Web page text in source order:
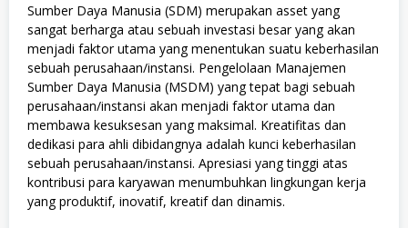
Sumber Daya Manusia (SDM) merupakan asset yang
sangat berharga atau sebuah investasi besar yang akan
menjadi faktor utama yang menentukan suatu keberhasilan
sebuah perusahaan/instansi. Pengelolaan Manajemen
Sumber Daya Manusia (MSDM) yang tepat bagi sebuah
perusahaan/instansi akan menjadi faktor utama dan
membawa kesuksesan yang maksimal. Kreatifitas dan
dedikasi para ahli dibidangnya adalah kunci keberhasilan
sebuah perusahaan/instansi. Apresiasi yang tinggi atas
kontribusi para karyawan menumbuhkan lingkungan kerja
yang produktif, inovatif, kreatif dan dinamis.